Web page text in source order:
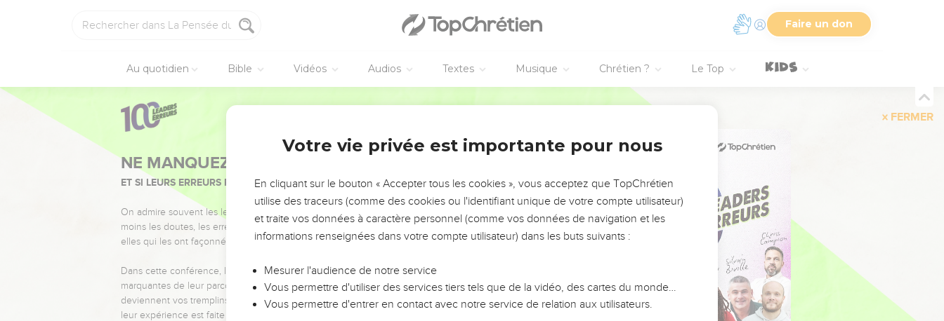
Faire un don
Au quotidien Bible Vidéos Audios Textes Musique Chrétien ? Le Top
FERMER
NE MANQUEZ PAS L’ÉVÉNEMENT DE L’ANNÉE !
ET SI LEURS ERREURS POUVAIENT VOUS ÉVITER LES VOTRES ?
On admire souvent les leaders pour leurs réussites, leur impact, leur foi ou leur vision. Mais on voit
moins les doutes, les erreurs et les saisons difficiles qu'ils ont traversés, alors même que ce sont
elles qui les ont façonnés.
Dans cette conférence, leaders, entrepreneurs, et responsables reviennent sur les erreurs
marquantes de leur parcours et les clés pour avancer avec plus de sagesse afin que leurs erreurs
deviennent vos tremplins. Que vous guidiez un ministère, une équipe, un groupe ou une famille,
leur expérience est faite pour vous.
Votre vie privée est importante pour nous
En cliquant sur le bouton « Accepter tous les cookies », vous acceptez que TopChrétien
utilise des traceurs (comme des cookies ou l'identifiant unique de votre compte utilisateur)
et traite vos données à caractère personnel (comme vos données de navigation et les
informations renseignées dans votre compte utilisateur) dans les buts suivants :
Mesurer l'audience de notre service
Vous permettre d'utiliser des services tiers tels que de la vidéo, des cartes du monde…
Vous permettre d'entrer en contact avec notre service de relation aux utilisateurs.